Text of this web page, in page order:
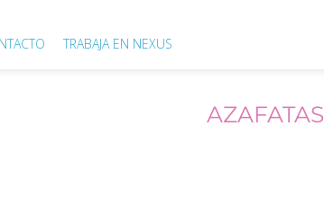
TRABAJA EN NEXUS
AZAFATAS